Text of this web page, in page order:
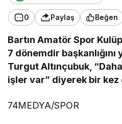
0 Paylaş Beğen
Bartın Amatör Spor
7 dönemdir başkanlığını
Turgut Altınçubuk,
işler var” diyerek bir kez
74MEDYA/SPOR